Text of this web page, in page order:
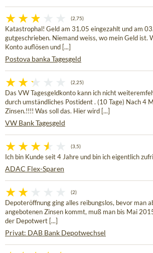
(2,75)
Katastrophal! Geld am 31.05 eingezahlt und am
gutgeschrieben. Niemand weiss, wo mein Geld ist.
Konto auflösen und [...]
Postova banka Tagesgeld
(2,25)
Das VW Tagesgeldkonto kann ich nicht
durch umständliches Postident . (10 Tage) Nach 4
Zinsen.!!!! Was soll das. Hier wird [...]
VW Bank Tagesgeld
(3,5)
Ich bin Kunde seit 4 Jahre und bin ich eigentlich
ADAC Flex-Sparen
(2)
Depoteröffnung ging alles reibungslos, bevor man
angebotenen Zinsen kommt, muß man bis Mai
der Depotwert [...]
Privat: DAB Bank Depotwechsel